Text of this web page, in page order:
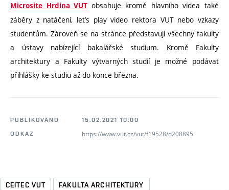
Microsite Hrdina VUT obsahuje kromě hlavního videa také
záběry z natáčení, let’s play video rektora VUT nebo vzkazy
studentům. Zároveň se na stránce představují všechny fakulty
a ústavy nabízející bakalářské studium. Kromě Fakulty
architektury a Fakulty výtvarných studií je možné podávat
přihlášky ke studiu až do konce března.
PUBLIKOVÁNO
15.02.2021 10:00
ODKAZ
https://www.vut.cz/vut/f19528/d208895
CEITEC VUT
FAKULTA ARCHITEKTURY